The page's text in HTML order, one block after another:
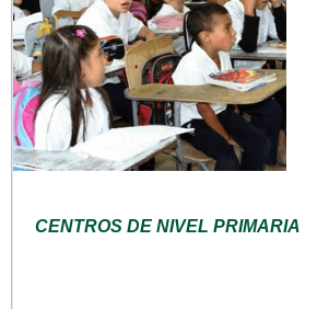
CENTROS DE NIVEL PRIMARIA